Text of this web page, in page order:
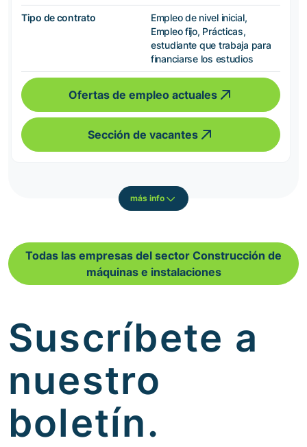
Tipo de contrato
Empleo de nivel inicial,
Empleo fijo, Prácticas,
estudiante que trabaja para
financiarse los estudios
Ofertas de empleo actuales
Sección de vacantes
más info
Todas las empresas del sector Construcción de
máquinas e instalaciones
Suscríbete a
nuestro
boletín.